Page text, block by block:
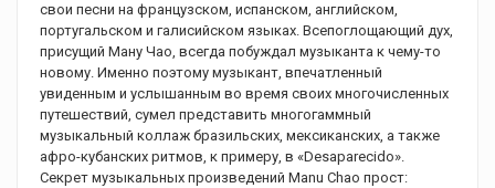
свои песни на французском, испанском, английском,
португальском и галисийском языках. Всепоглощающий дух,
присущий Ману Чао, всегда побуждал музыканта к чему-то
новому. Именно поэтому музыкант, впечатленный
увиденным и услышанным во время своих многочисленных
путешествий, сумел представить многогаммный
музыкальный коллаж бразильских, мексиканских, а также
афро-кубанских ритмов, к примеру, в «Desaparecido».
Секрет музыкальных произведений Manu Chao прост: